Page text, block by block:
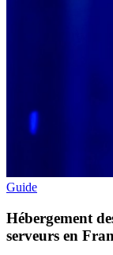
Guide
Hébergement
serveurs en